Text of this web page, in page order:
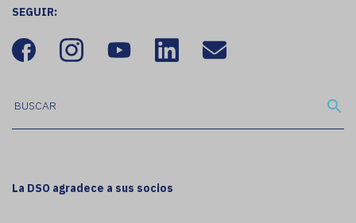
SEGUIR:
La DSO agradece a sus socios